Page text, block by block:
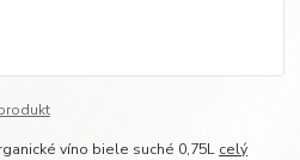
víno biele suché 0,75L celý